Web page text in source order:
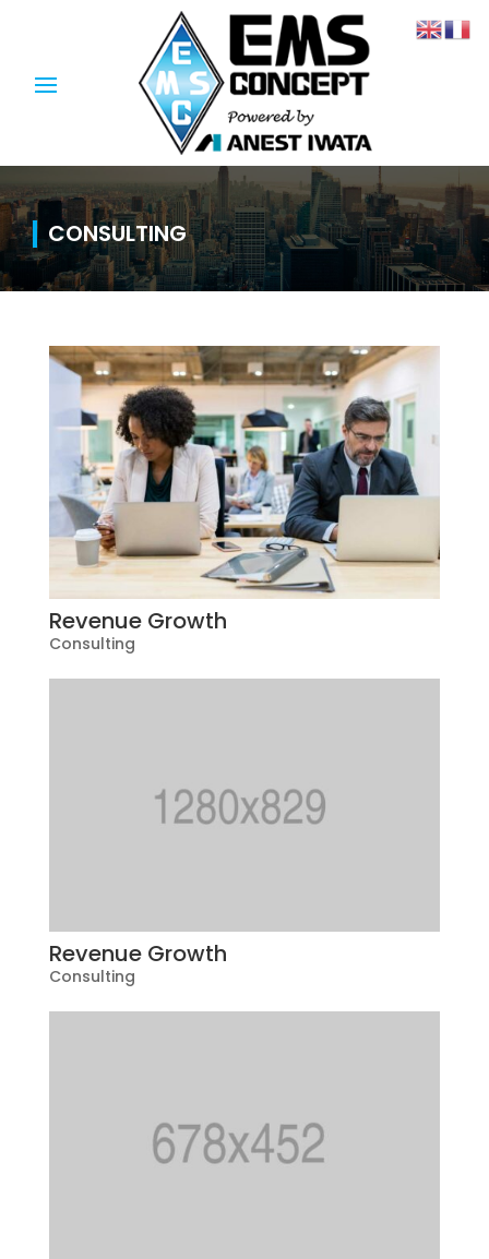
CONSULTING
Revenue Growth
Consulting
Revenue Growth
Consulting